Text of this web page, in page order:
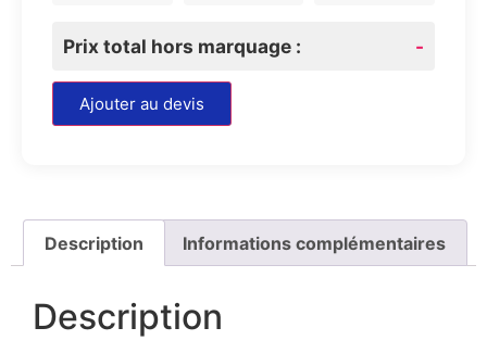
Prix total hors marquage : -
Ajouter au devis
Description Informations complémentaires
Description